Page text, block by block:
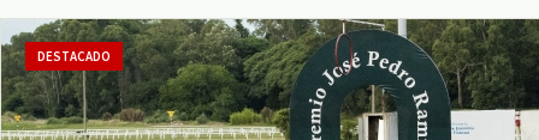
DESTACADO